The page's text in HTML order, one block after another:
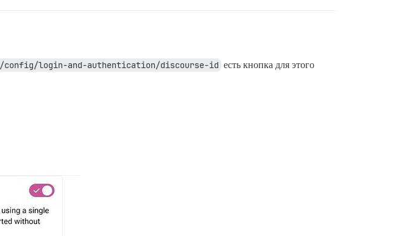
config/login-and-authentication/discourse-id есть кнопка для этого